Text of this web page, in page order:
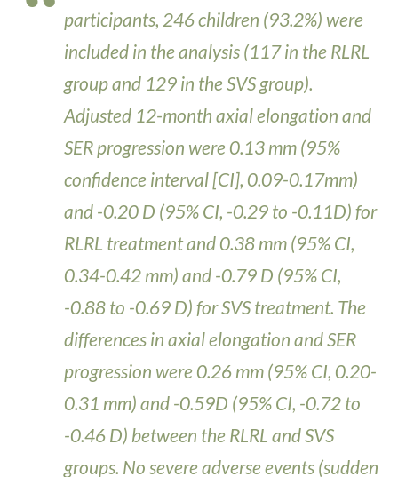
participants, 246 children (93.2%) were
included in the analysis (117 in the RLRL
group and 129 in the SVS group).
Adjusted 12-month axial elongation and
SER progression were 0.13 mm (95%
confidence interval [CI], 0.09-0.17mm)
and -0.20 D (95% CI, -0.29 to -0.11D) for
RLRL treatment and 0.38 mm (95% CI,
0.34-0.42 mm) and -0.79 D (95% CI,
-0.88 to -0.69 D) for SVS treatment. The
differences in axial elongation and SER
progression were 0.26 mm (95% CI, 0.20-
0.31 mm) and -0.59D (95% CI, -0.72 to
-0.46 D) between the RLRL and SVS
groups. No severe adverse events (sudden